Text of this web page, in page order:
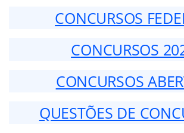
CONCURSOS
CONCURSOS
CONCURSOS
QUESTÕES DE